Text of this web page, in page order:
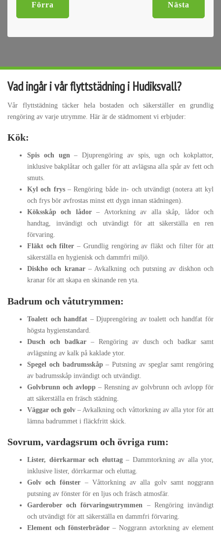
Förra Nästa
Vad ingår i vår flyttstädning i Hudiksvall?
Vår flyttstädning täcker hela bostaden och säkerställer en grundlig
rengöring av varje utrymme. Här är de städmoment vi erbjuder:
Kök:
Spis och ugn– Djuprengöring av spis, ugn och kokplattor,
inklusive bakplåtar och galler för att avlägsna alla spår av fett och
smuts.
Kyl och frys– Rengöring både in- och utvändigt (notera att kyl
och frys bör avfrostas minst ett dygn innan städningen).
Köksskåp och lådor– Avtorkning av alla skåp, lådor och
handtag, invändigt och utvändigt för att säkerställa en ren
förvaring.
Fläkt och filter – Grundlig rengöring av fläkt och filter för att
säkerställa en hygienisk och dammfri miljö.
Diskho och kranar– Avkalkning och putsning av diskhon och
kranar för att skapa en skinande ren yta.
Badrum och våtutrymmen:
Toalett och handfat – Djuprengöring av toalett och handfat för
högsta hygienstandard.
Dusch och badkar – Rengöring av dusch och badkar samt
avlägsning av kalk på kaklade ytor.
Spegel och badrumsskåp– Putsning av speglar samt rengöring
av badrumsskåp invändigt och utvändigt.
Golvbrunn och avlopp– Rensning av golvbrunn och avlopp för
att säkerställa en fräsch städning.
Väggar och golv – Avkalkning och våttorkning av alla ytor för att
lämna badrummet i fläckfritt skick.
Sovrum, vardagsrum och övriga rum:
Lister, dörrkarmar och eluttag– Dammtorkning av alla ytor,
inklusive lister, dörrkarmar och eluttag.
Golv och fönster – Våttorkning av alla golv samt noggrann
putsning av fönster för en ljus och fräsch atmosfär.
Garderober och förvaringsutrymmen – Rengöring invändigt
och utvändigt för att säkerställa en dammfri förvaring.
Element och fönsterbrädor – Noggrann avtorkning av element